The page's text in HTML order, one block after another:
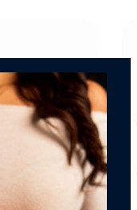
indossati,
in un luogo
riparo da luce
Va bene anche